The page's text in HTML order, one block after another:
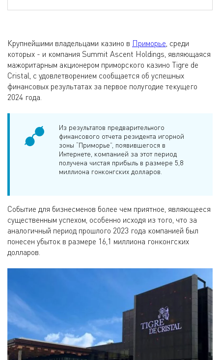
Крупнейшими владельцами казино в Приморье, среди
которых - и компания Summit Ascent Holdings, являющаяся
мажоритарным акционером приморского казино Tigre de
Cristal, с удовлетворением сообщается об успешных
финансовых результатах за первое полугодие текущего
2024 года.
Из результатов предварительного
финансового отчета резидента игорной
зоны “Приморье”, появившегося в
Интернете, компанией за этот период
получена чистая прибыль в размере 5,8
миллиона гонконгских долларов.
Событие для бизнесменов более чем приятное, являющееся
существенным успехом, особенно исходя из того, что за
аналогичный период прошлого 2023 года компанией был
понесен убыток в размере 16,1 миллиона гонконгских
долларов.